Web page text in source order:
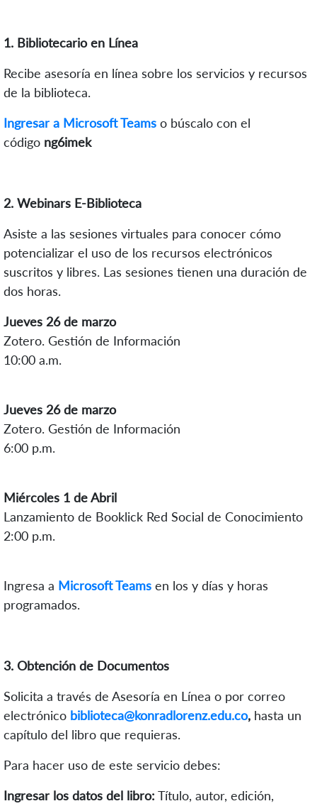
1. Bibliotecario en Línea
Recibe asesoría en línea sobre los servicios y recursos
de la biblioteca.
Ingresar a Microsoft Teams o búscalo con el
código ng6imek
2. Webinars E-Biblioteca
Asiste a las sesiones virtuales para conocer cómo
potencializar el uso de los recursos electrónicos
suscritos y libres. Las sesiones tienen una duración de
dos horas.
Jueves 26 de marzo
Zotero. Gestión de Información
10:00 a.m.
Jueves 26 de marzo
Zotero. Gestión de Información
6:00 p.m.
Miércoles 1 de Abril
Lanzamiento de Booklick Red Social de Conocimiento
2:00 p.m.
Ingresa a Microsoft Teams en los y días y horas
programados.
3. Obtención de Documentos
Solicita a través de Asesoría en Línea o por correo
electrónico biblioteca@konradlorenz.edu.co, hasta un
capítulo del libro que requieras.
Para hacer uso de este servicio debes:
Ingresar los datos del libro: Título, autor, edición,